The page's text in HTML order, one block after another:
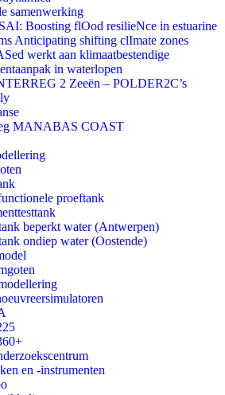
samenwerking
Boosting flOod resilieNce in estuarine
Anticipating shifting clImate zones
werkt aan klimaatbestendige
in waterlopen
2 Zeeën – POLDER2C’s
MANABAS COAST
proeftank
beperkt water (Antwerpen)
ondiep water (Oostende)
en -instrumenten